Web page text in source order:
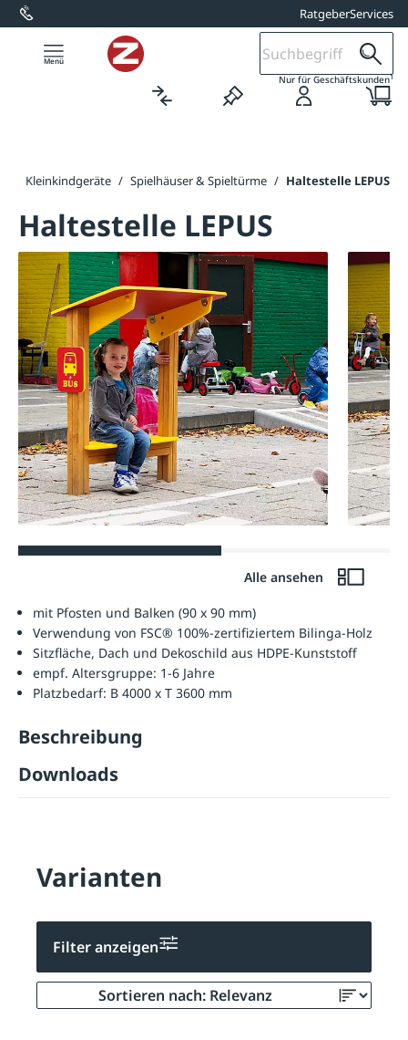
springen RatgeberServices
Nur für Geschäftskunden1
Kleinkindgeräte / Spielhäuser & Spieltürme / Haltestelle LEPUS
Haltestelle LEPUS
Alle ansehen
mit Pfosten und Balken (90 x 90 mm)
Verwendung von FSC® 100%-zertifiziertem Bilinga-Holz
Sitzfläche, Dach und Dekoschild aus HDPE-Kunststoff
empf. Altersgruppe: 1-6 Jahre
Platzbedarf: B 4000 x T 3600 mm
Beschreibung
Downloads
Varianten
Filter anzeigen